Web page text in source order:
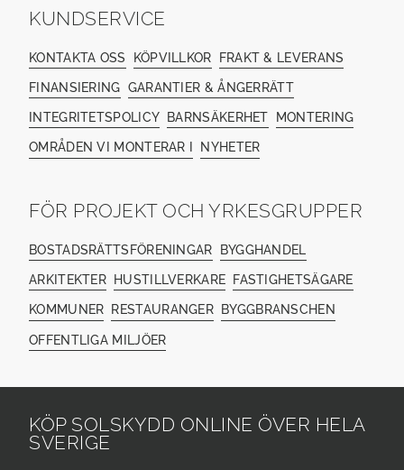
KUNDSERVICE
KONTAKTA OSS KÖPVILLKOR FRAKT & LEVERANS
FINANSIERING GARANTIER & ÅNGERRÄTT
INTEGRITETSPOLICY BARNSÄKERHET MONTERING
OMRÅDEN VI MONTERAR I NYHETER
FÖR PROJEKT OCH YRKESGRUPPER
BOSTADSRÄTTSFÖRENINGAR BYGGHANDEL
ARKITEKTER HUSTILLVERKARE FASTIGHETSÄGARE
KOMMUNER RESTAURANGER BYGGBRANSCHEN
OFFENTLIGA MILJÖER
KÖP SOLSKYDD ONLINE ÖVER HELA
SVERIGE